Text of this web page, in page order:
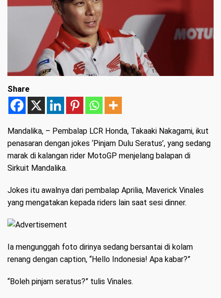
Share
Mandalika, – Pembalap LCR Honda, Takaaki Nakagami, ikut
penasaran dengan jokes ‘Pinjam Dulu Seratus’, yang sedang
marak di kalangan rider MotoGP menjelang balapan di
Sirkuit Mandalika.
Jokes itu awalnya dari pembalap Aprilia, Maverick Vinales
yang mengatakan kepada riders lain saat sesi dinner.
Ia mengunggah foto dirinya sedang bersantai di kolam
renang dengan caption, “Hello Indonesia! Apa kabar?”
“Boleh pinjam seratus?” tulis Vinales.